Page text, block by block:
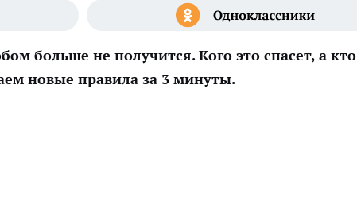
больше не получится. Кого это спасет, а кто
новые правила за 3 минуты.